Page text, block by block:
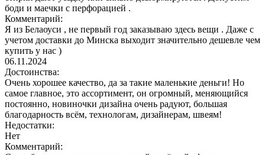
боди и маечки с перфорацией .
Комментарий:
Я из Белаоуси , не первый год заказываю здесь вещи . Даже с
учетом доставки до Минска выходит значительно дешевле чем
купить у нас )
06.11.2024
Достоинства:
Очень хорошее качество, да за такие маленькие деньги! Но
самое главное, это ассортимент, он огромный, меняющийся
постоянно, новиночки дизайна очень радуют, большая
благодарность всём, технологам, дизайнерам, швеям!
Недостатки:
Нет
Комментарий: